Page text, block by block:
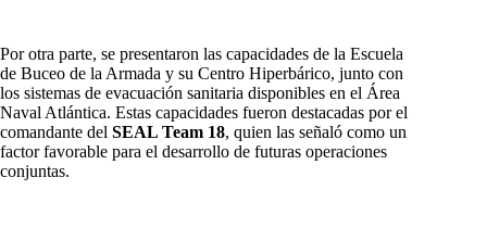
Por otra parte, se presentaron las capacidades de la Escuela
de Buceo de la Armada y su Centro Hiperbárico, junto con
los sistemas de evacuación sanitaria disponibles en el Área
Naval Atlántica. Estas capacidades fueron destacadas por el
comandante del SEAL Team 18, quien las señaló como un
factor favorable para el desarrollo de futuras operaciones
conjuntas.